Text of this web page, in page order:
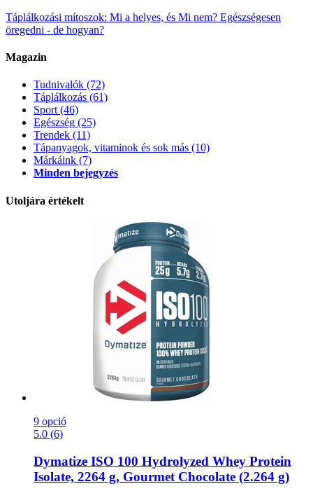
Táplálkozási mítoszok: Mi a helyes, és Mi nem? Egészségesen
öregedni - de hogyan?
Magazin
Tudnivalók (72)
Táplálkozás (61)
Sport(46)
Egészség (25)
Trendek (11)
Tápanyagok, vitaminok és sok más (10)
Márkáink (7)
Minden bejegyzés
Utoljára értékelt
9 opció
5.0 (6)
Dymatize ISO 100 Hydrolyzed Whey Protein
Isolate, 2264 g, Gourmet Chocolate (2.264 g)